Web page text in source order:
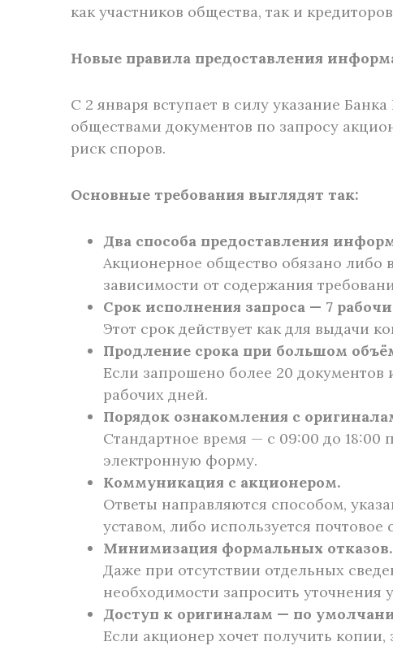
как участников общества, так и
Новые правила предоставления
С 2 января вступает в силу указание
обществами документов по запросу
риск споров.
Основные требования выглядят так:
Два способа предоставления
Акционерное общество обязано либо
зависимости от содержания
Срок исполнения запроса — 7
Этот срок действует как для выдачи
Продление срока при большом
Если запрошено более 20
рабочих дней.
Порядок ознакомления с
Стандартное время — с 09:00 до
электронную форму.
Коммуникация с акционером.
Ответы направляются способом,
уставом, либо используется почтовое
Минимизация формальных отказов.
Даже при отсутствии отдельных
необходимости запросить уточнения
Доступ к оригиналам — по
Если акционер хочет получить